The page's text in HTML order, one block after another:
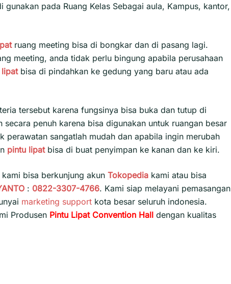
pada Ruang Kelas Sebagai aula, Kampus, kantor,
ruang meeting bisa di bongkar dan di pasang lagi.
meeting, anda tidak perlu bingung apabila perusahaan
lipatbisa di pindahkan ke gedung yang baru atau ada
tersebut karena fungsinya bisa buka dan tutup di
penuh karena bisa digunakan untuk ruangan besar
perawatan sangatlah mudah dan apabila ingin merubah
pintu lipatbisa di buat penyimpan ke kanan dan ke kiri.
kami bisa berkunjung akun Tokopedia kami atau bisa
: 0822-3307-4766. Kami siap melayani pemasangan
marketing support kota besar seluruh indonesia.
Produsen Pintu Lipat Convention Hall dengan kualitas